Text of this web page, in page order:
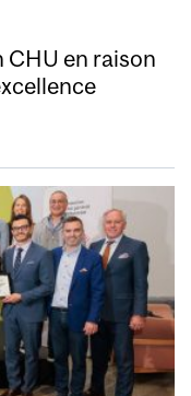
CHU en raison